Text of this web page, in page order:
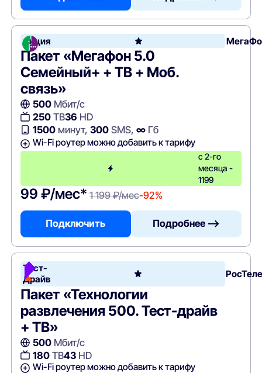
Акция
Пакет «Мегафон 5.0
Семейный+ + ТВ + Моб.
связь»
500Мбит/с
250ТВ36 HD
1500минут, 300SMS, ∞Гб
Wi-Fi роутер можно добавить к тарифу
с 2-го
месяца -
1199
99 ₽/мес* 1 199 ₽/мес-92%
Подключить Подробнее —>
Тест-
Драйв
Пакет «Технологии
развлечения 500. Тест-драйв
+ ТВ»
500Мбит/с
180ТВ43HD
Wi-Fi роутер можно добавить к тарифу